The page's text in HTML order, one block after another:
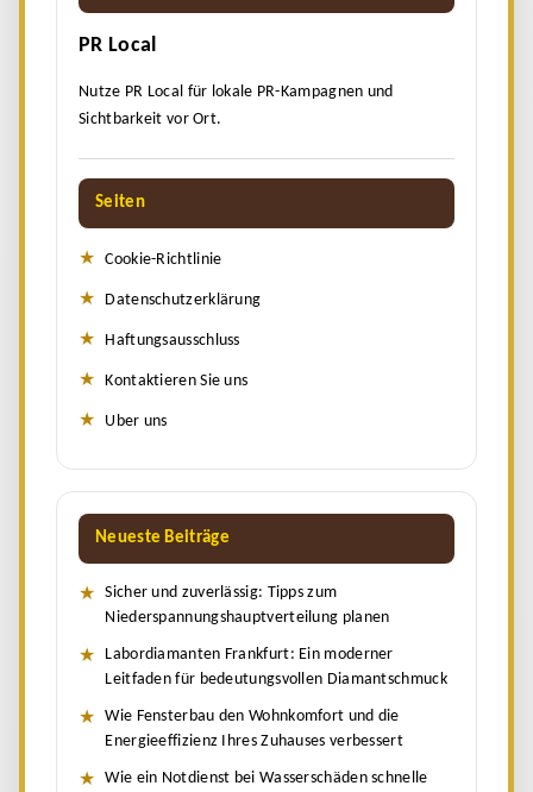
PR Local
Nutze PR Local für lokale PR-Kampagnen und
Sichtbarkeit vor Ort.
Seiten
Cookie-Richtlinie
Datenschutzerklärung
Haftungsausschluss
Kontaktieren Sie uns
Uber uns
Neueste Beiträge
Sicher und zuverlässig: Tipps zum
Niederspannungshauptverteilung planen
Labordiamanten Frankfurt: Ein moderner
Leitfaden für bedeutungsvollen Diamantschmuck
Wie Fensterbau den Wohnkomfort und die
Energieeffizienz Ihres Zuhauses verbessert
Wie ein Notdienst bei Wasserschäden schnelle